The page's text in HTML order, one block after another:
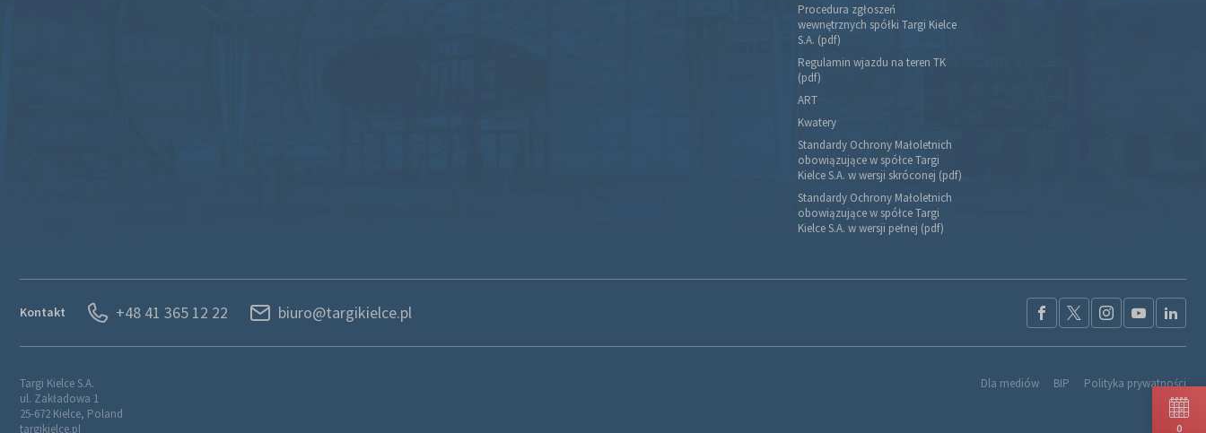
Procedura zgłoszeń
wewnętrznych spółki Targi Kielce
S.A. (pdf)
Regulamin wjazdu na teren TK
(pdf)
ART
Kwatery
Standardy Ochrony Małoletnich
obowiązujące w spółce Targi
Kielce S.A. w wersji skróconej (pdf)
Standardy Ochrony Małoletnich
obowiązujące w spółce Targi
Kielce S.A. w wersji pełnej (pdf)
Kontakt +48 41 365 12 22 biuro@targikielce.pl
Targi Kielce S.A.
ul. Zakładowa 1
25-672 Kielce, Poland
targikielce.pl
Dla mediów BIP Polityka prywatności
0